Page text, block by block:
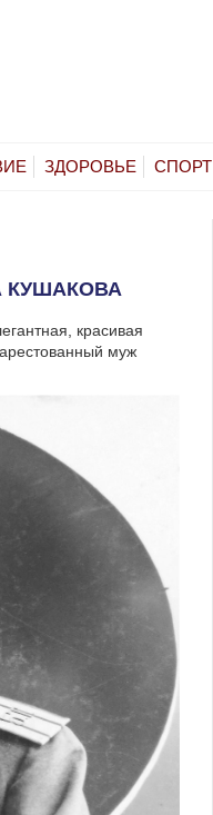
ЗДОРОВЬЕ СПОРТ
КУШАКОВА
красивая
муж